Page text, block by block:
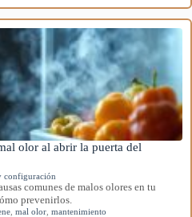
olor al abrir la puerta del
configuración
comunes de malos olores en tu
prevenirlos.
,mal olor ,mantenimiento